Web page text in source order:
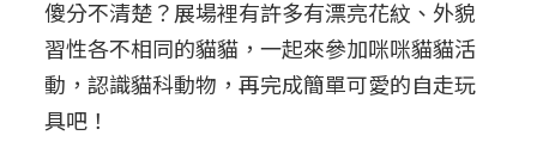
傻分不清楚？展場裡有許多有漂亮花紋、外貌
習性各不相同的貓貓，一起來參加咪咪貓貓活
動，認識貓科動物，再完成簡單可愛的自走玩
具吧！